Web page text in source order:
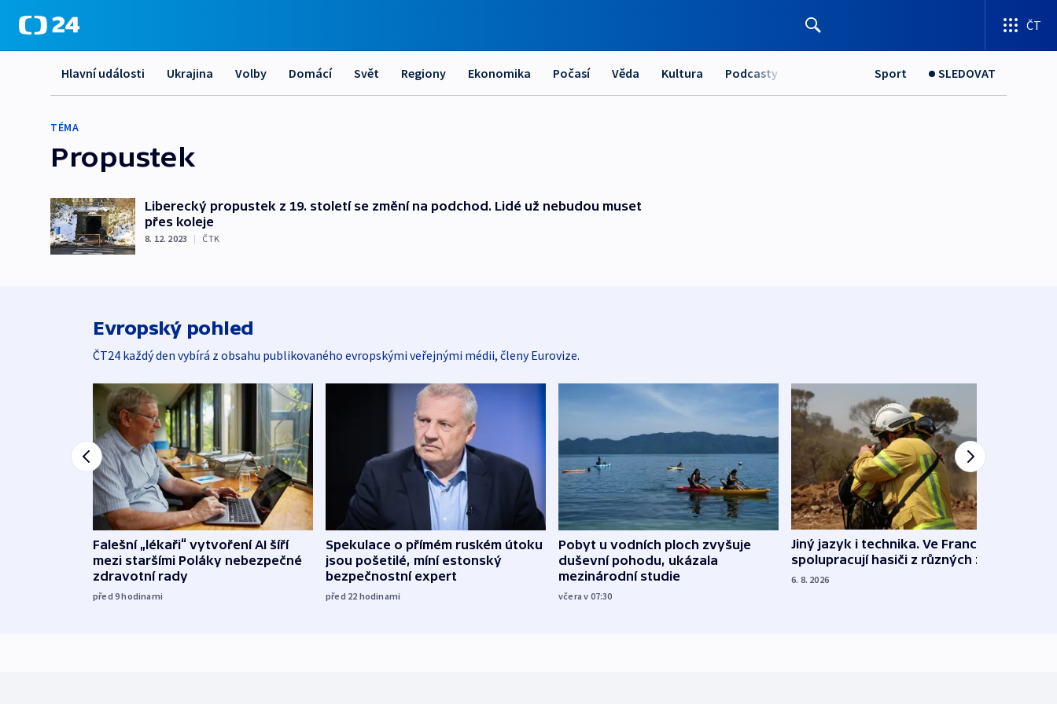
ČT
Hlavní události Ukrajina Volby Domácí Svět Regiony Ekonomika Počasí Věda Kultura Podcasty Sport SLEDOVAT
TÉMA
Propustek
Liberecký propustek z 19. století se změní na podchod. Lidé už nebudou muset
přes koleje
8. 12. 2023 | ČTK
Evropský pohled
ČT24 každý den vybírá z obsahu publikovaného evropskými veřejnými médii, členy Eurovize.
Falešní „lékaři“ vytvoření AI šíří
mezi staršími Poláky nebezpečné
zdravotní rady
před 9hodinami
Spekulace o přímém ruském útoku
jsou pošetilé, míní estonský
bezpečnostní expert
před 22 hodinami
Pobyt u vodních ploch zvyšuje
duševní pohodu, ukázala
mezinárodní studie
včera v 07:30
Jiný jazyk i technika. Ve Francii
spolupracují hasiči z různých zemí
6. 8. 2026